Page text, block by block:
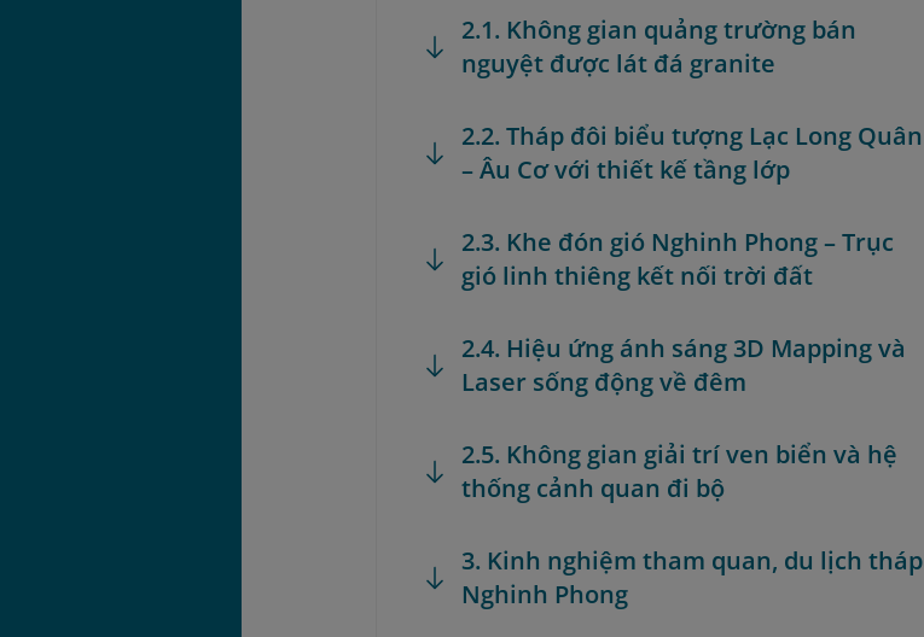
2.1. Không gian quảng trường bán
nguyệt được lát đá granite
2.2. Tháp đôi biểu tượng Lạc Long Quân
– Âu Cơ với thiết kế tầng lớp
2.3. Khe đón gió Nghinh Phong – Trục
gió linh thiêng kết nối trời đất
2.4. Hiệu ứng ánh sáng 3D Mapping và
Laser sống động về đêm
2.5. Không gian giải trí ven biển và hệ
thống cảnh quan đi bộ
3. Kinh nghiệm tham quan, du lịch tháp
Nghinh Phong